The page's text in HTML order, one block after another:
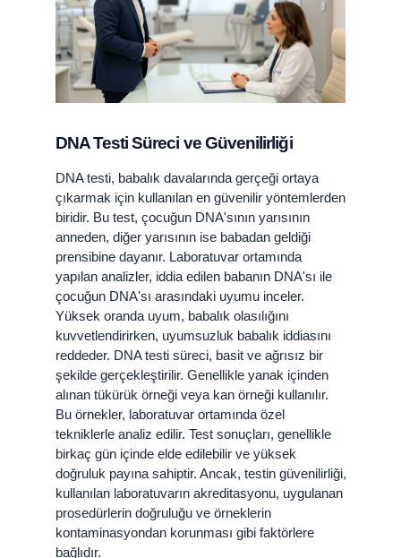
DNA Testi Süreci ve Güvenilirliği
DNA testi, babalık davalarında gerçeği ortaya
çıkarmak için kullanılan en güvenilir yöntemlerden
biridir. Bu test, çocuğun DNA'sının yarısının
anneden, diğer yarısının ise babadan geldiği
prensibine dayanır. Laboratuvar ortamında
yapılan analizler, iddia edilen babanın DNA'sı ile
çocuğun DNA'sı arasındaki uyumu inceler.
Yüksek oranda uyum, babalık olasılığını
kuvvetlendirirken, uyumsuzluk babalık iddiasını
reddeder. DNA testi süreci, basit ve ağrısız bir
şekilde gerçekleştirilir. Genellikle yanak içinden
alınan tükürük örneği veya kan örneği kullanılır.
Bu örnekler, laboratuvar ortamında özel
tekniklerle analiz edilir. Test sonuçları, genellikle
birkaç gün içinde elde edilebilir ve yüksek
doğruluk payına sahiptir. Ancak, testin güvenilirliği,
kullanılan laboratuvarın akreditasyonu, uygulanan
prosedürlerin doğruluğu ve örneklerin
kontaminasyondan korunması gibi faktörlere
bağlıdır.